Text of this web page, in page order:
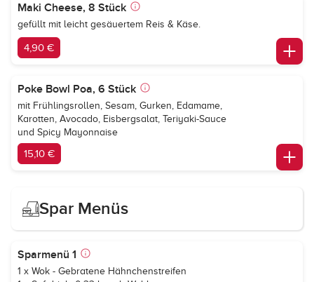
Maki Cheese, 8 Stück
gefüllt mit leicht gesäuertem Reis & Käse.
4,90 €
Poke Bowl Poa, 6 Stück
mit Frühlingsrollen, Sesam, Gurken, Edamame,
Karotten, Avocado, Eisbergsalat, Teriyaki-Sauce
und Spicy Mayonnaise
15,10 €
Spar Menüs
Sparmenü 1
1 x Wok - Gebratene Hähnchenstreifen